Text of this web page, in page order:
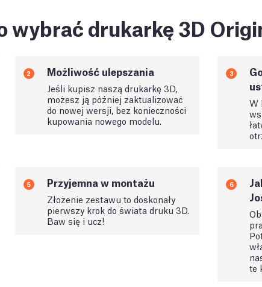
wybrać drukarkę 3D
2 Możliwość ulepszania
Jeśli kupisz naszą drukarkę 3D,
możesz ją później zaktualizować
do nowej wersji, bez konieczności
kupowania nowego modelu.
3
W
5 Przyjemna w montażu
Złożenie zestawu to doskonały
pierwszy krok do świata druku 3D.
Baw się i ucz!
6
te